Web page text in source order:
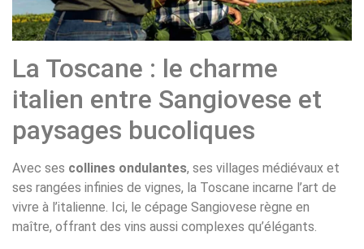
La Toscane : le charme
italien entre Sangiovese et
paysages bucoliques
Avec ses collines ondulantes, ses villages médiévaux et
ses rangées infinies de vignes, la Toscane incarne l’art de
vivre à l’italienne. Ici, le cépage Sangiovese règne en
maître, offrant des vins aussi complexes qu’élégants.